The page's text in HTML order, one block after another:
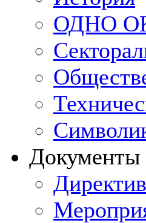
ОДНО
Документы